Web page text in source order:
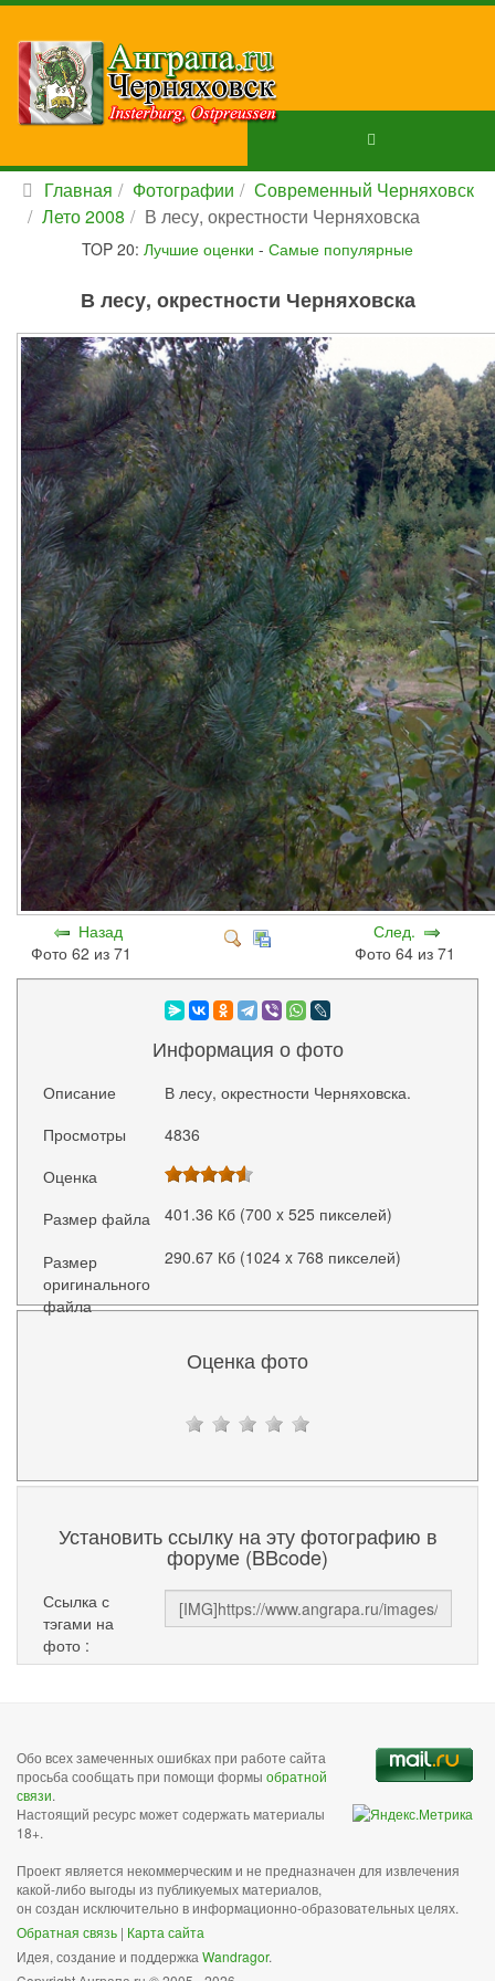
Главная Фотографии
Современный Черняховск
Лето 2008
В лесу, окрестности Черняховска
TOP 20: Лучшие оценки - Самые популярные
В лесу, окрестности Черняховска
Назад
Фото 62 из 71
След.
Фото 64 из 71
Информация о фото
Описание
В лесу, окрестности Черняховска.
Просмотры
4836
Оценка
Размер файла
401.36 Кб (700 x 525 пикселей)
Размер
оригинального
файла
290.67 Кб (1024 x 768 пикселей)
Оценка фото
Установить ссылку на эту фотографию в
форуме (BBcode)
Ссылка с
тэгами на
фото :
Обо всех замеченных ошибках при работе сайта
просьба сообщать при помощи формы обратной
связи.
Настоящий ресурс может содержать материалы
18+.
Проект является некоммерческим и не предназначен для извлечения
какой-либо выгоды из публикуемых материалов,
он создан исключительно в информационно-образовательных целях.
Обратная связь | Карта сайта
Идея, создание и поддержка Wandragor.